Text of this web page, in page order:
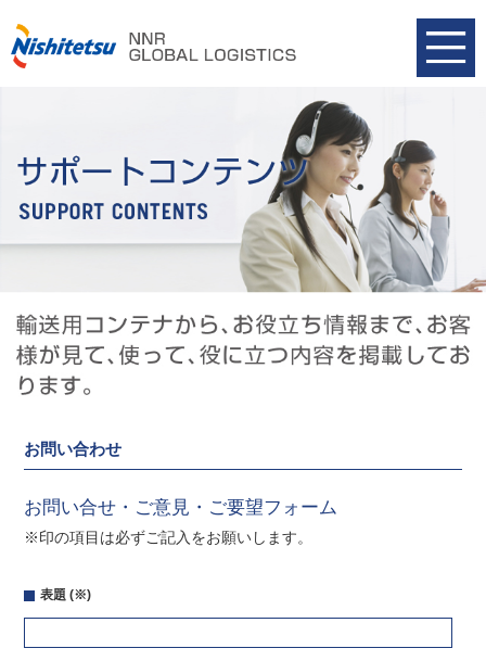
お問い合わせ
お問い合せ・ご意見・ご要望フォーム
※印の項目は必ずご記入をお願いします。
表題(※)